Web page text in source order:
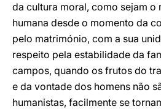
da cultura moral, como sejam o
humana desde o momento da
pelo matrimónio, com a sua
respeito pela estabilidade da
campos, quando os frutos do
e da vontade dos homens não
humanistas, facilmente se